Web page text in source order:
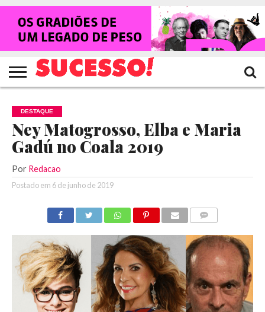
HOME
NOTÍCIAS
SHOWS
ENTREVISTAS
CLIQUES
RANKING
CROWLEY
TV
SUCESSO!
REVISTA
SUCESSO!
DESTAQUE
Ney Matogrosso, Elba e Maria
Gadú no Coala 2019
Por Redacao
Postado em 6 de junho de 2019